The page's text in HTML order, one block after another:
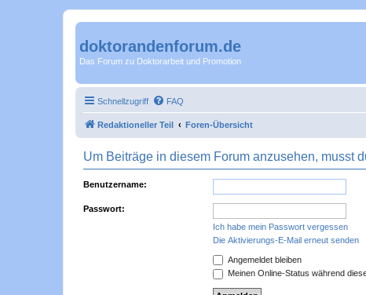
doktorandenforum.de
Das Forum zu Doktorarbeit und Promotion
Schnellzugriff FAQ
Redaktioneller Teil Foren-Übersicht
Um Beiträge in diesem Forum anzusehen, musst
Benutzername:
Passwort:
Ich habe mein Passwort vergessen
Die Aktivierungs-E-Mail erneut senden
Angemeldet bleiben
Meinen Online-Status während